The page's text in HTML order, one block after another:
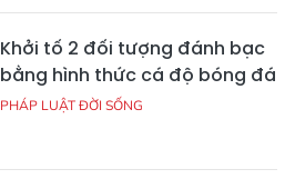
Khởi tố 2 đối tượng đánh bạc
bằng hình thức cá độ bóng đá
PHÁP LUẬT ĐỜI SỐNG